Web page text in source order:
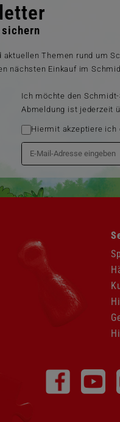
aktuellen Themen rund um
nächsten Einkauf im
Ich möchte den
Abmeldung ist jederzeit
Hiermit akzeptiere ich